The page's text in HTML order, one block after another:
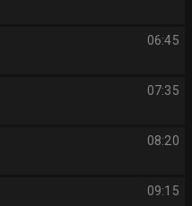
06:45
07:35
08:20
09:15